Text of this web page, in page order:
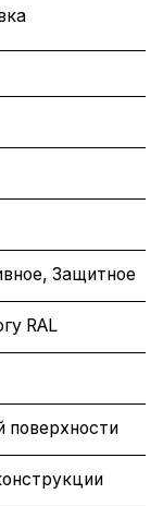
Защитное
RAL
поверхности